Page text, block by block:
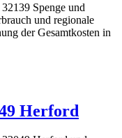
Spenge und
und regionale
der Gesamtkosten in
Herford